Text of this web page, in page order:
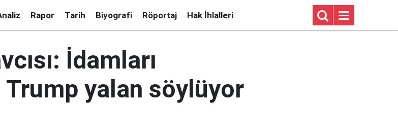
Rapor Tarih Biyografi Röportaj Hak İhlalleri
İdamları
Trump yalan söylüyor